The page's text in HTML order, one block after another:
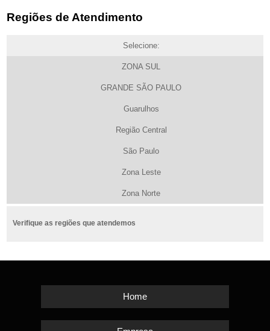
Regiões de Atendimento
Selecione:
ZONA SUL
GRANDE SÃO PAULO
Guarulhos
Região Central
São Paulo
Zona Leste
Zona Norte
Verifique as regiões que atendemos
Home